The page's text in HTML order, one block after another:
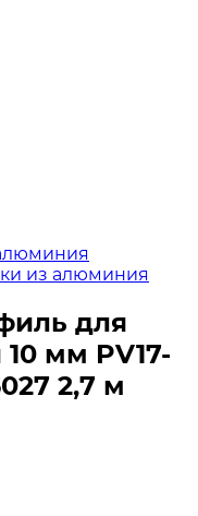
из алюминия
для
мм PV17-
2,7 м